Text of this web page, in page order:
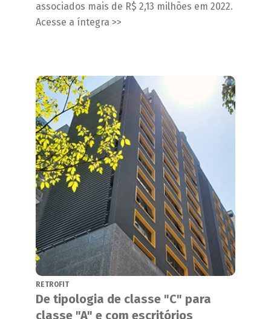
associados mais de R$ 2,13 milhões em 2022.
Acesse a íntegra >>
RETROFIT
De tipologia de classe "C" para
classe "A" e com escritórios